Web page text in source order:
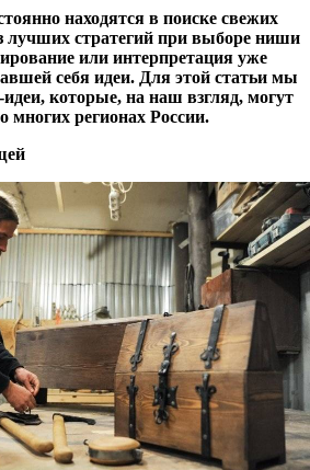
находятся в поиске свежих
лучших стратегий при выборе ниши
или интерпретация уже
себя идеи. Для этой статьи мы
идеи, которые, на наш взгляд, могут
многих регионах России.